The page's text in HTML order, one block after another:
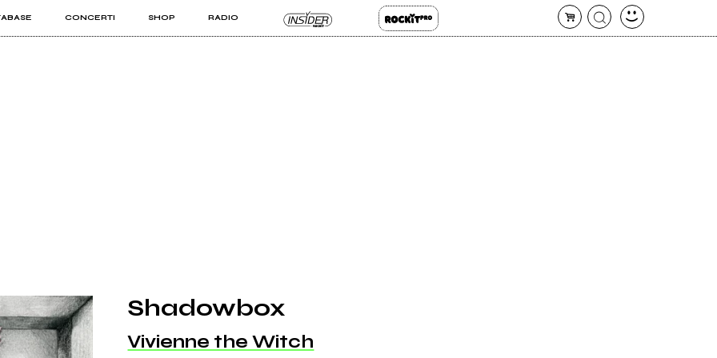
CONCERTI SHOP RADIO
PRO
Shadowbox
Vivienne the Witch